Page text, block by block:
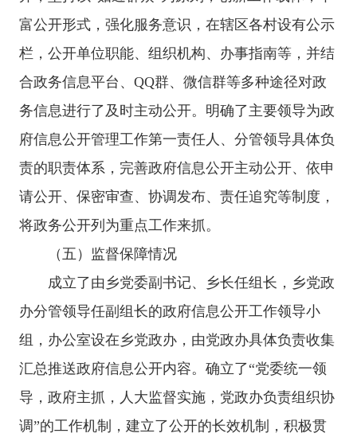
富公开形式，强化服务意识 ， 在辖区各村设有公示
栏，公开单位职能、组织机构、办事指南等，并结
合政务信息平台、QQ群、微信群等多种途径对政
务信息进行了及时主动公开。 明确了主要领导为政
府信息公开管理工作第一责任人、分管领导具体负
责的职责体系，完善政府信息公开主动公开、依申
请公开、保密审查、协调发布、责任追究等制度，
将政务公开列为重点工作来抓。
（五）监督保障情况
成立了由乡党委副书记、乡长任组长，乡党政
办分管领导任副组长的政府信息公开工作领导小
组，办公室设在乡党政办，由党政办具体负责收集
汇总推送政府信息公开内容。确立了“党委统一领
导，政府主抓，人大监督实施，党政办负责组织协
调”的工作机制， 建立了公开的长效机制， 积极贯